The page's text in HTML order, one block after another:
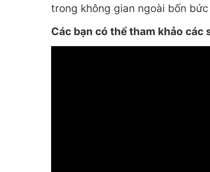
trong không gian ngoài bốn
Các bạn có thể tham khảo các